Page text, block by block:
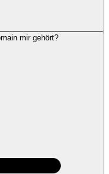
mir gehört?